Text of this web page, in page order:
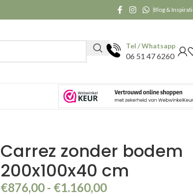
Blog &
Tel / Whatsapp
06 51 47 6260
Carrez zonder bodem
200x100x40 cm
€876,00 - €1.160,00